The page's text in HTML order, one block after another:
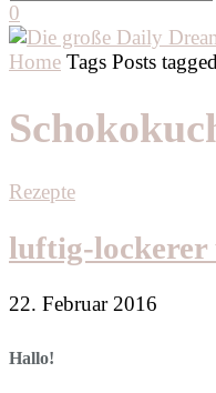
0
Home Tags Posts
Rezepte
luftig-lockerer
22. Februar 2016
Hallo!